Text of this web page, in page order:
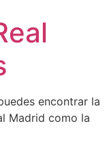
encontrar la
Madrid como la